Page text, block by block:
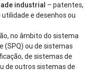
industrial – patentes,
e desenhos ou
no âmbito do sistema
(SPQ) ou de sistemas
de sistemas de
de outros sistemas de